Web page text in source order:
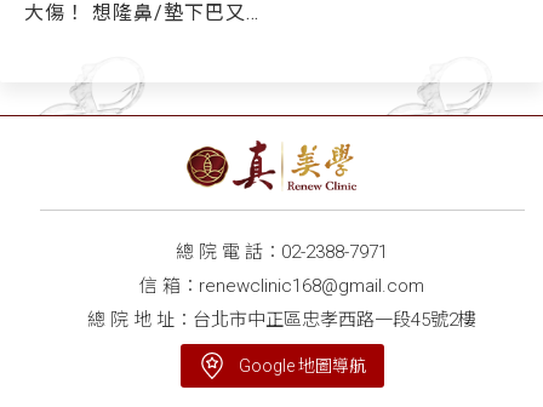
大傷！ 想隆鼻/墊下巴又
C/P值醫美整形懶人包(上
集)
總 院 電 話： 02-2388-7971
信 箱： renewclinic168@gmail.com
總 院 地 址：台北市中正區忠孝西路一段45號2樓
Google 地圖導航